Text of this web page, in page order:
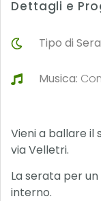
Dettagli e
Tipo di
Musica:
Vieni a ballare
via Velletri.
La serata per
interno.